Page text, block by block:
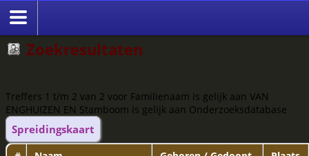
Zoekresultaten
Treffers 1 t/m 2 van 2 voor Familienaam is gelijk aan VAN
ENGHUIZEN EN Stamboom is gelijk aan Onderzoeksdatabase
Spreidingskaart